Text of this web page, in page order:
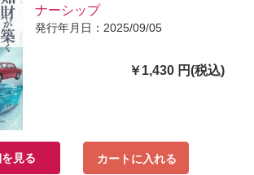
ナーシップ
発行年月日：2025/09/05
￥1,430 円(税込)
見る カートに入れる